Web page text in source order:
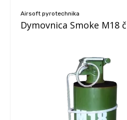
Airsoft pyrotechnika
Dymovnica Smoke M18